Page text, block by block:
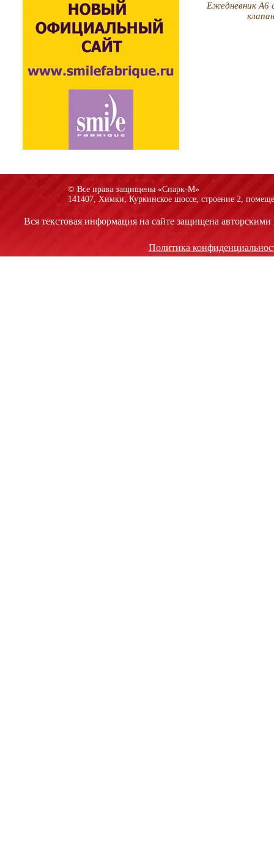
Ежедневник А6
© Все права защищены «Спарк-M»
141407, Химки, Куркинское шоссе, строение 2,
Вся текстовая информация на сайте защищена
Политика